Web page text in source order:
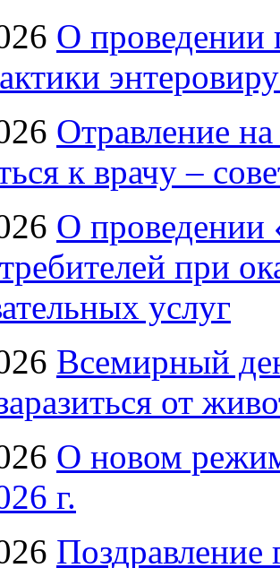
О проведении
Отравление
к врачу –
О проведении
при
услуг
Всемирный
от
О новом
г.
Поздравление